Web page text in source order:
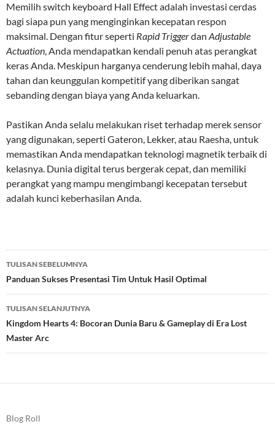
Memilih switch keyboard Hall Effect adalah investasi cerdas
bagi siapa pun yang menginginkan kecepatan respon
maksimal. Dengan fitur seperti Rapid Triggerdan Adjustable
Actuation, Anda mendapatkan kendali penuh atas perangkat
keras Anda. Meskipun harganya cenderung lebih mahal, daya
tahan dan keunggulan kompetitif yang diberikan sangat
sebanding dengan biaya yang Anda keluarkan.
Pastikan Anda selalu melakukan riset terhadap merek sensor
yang digunakan, seperti Gateron, Lekker, atau Raesha, untuk
memastikan Anda mendapatkan teknologi magnetik terbaik di
kelasnya. Dunia digital terus bergerak cepat, dan memiliki
perangkat yang mampu mengimbangi kecepatan tersebut
adalah kunci keberhasilan Anda.
Navigasi
Tulisan
TULISAN SEBELUMNYA
Panduan Sukses Presentasi Tim Untuk Hasil Optimal
TULISAN SELANJUTNYA
Kingdom Hearts 4: Bocoran Dunia Baru & Gameplay di Era Lost
Master Arc
Blog Roll